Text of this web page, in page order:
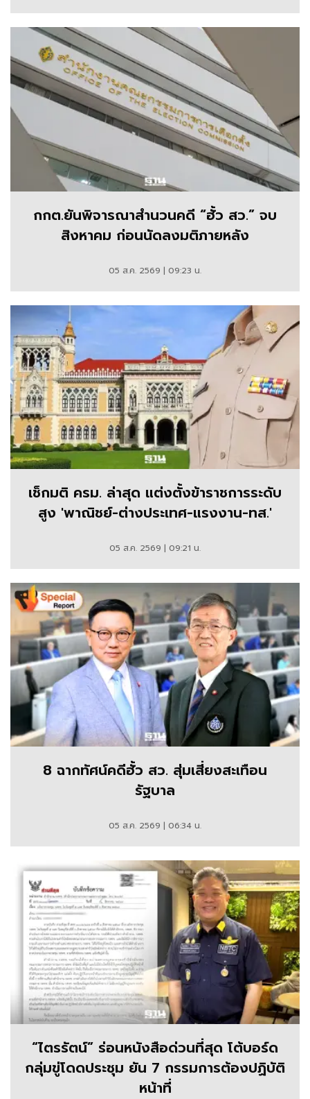
กกต.ยันพิจารณาสำนวนคดี “ฮั้ว สว.” จบ
สิงหาคม ก่อนนัดลงมติภายหลัง
05 ส.ค. 2569 | 09:23 น.
เช็กมติ ครม. ล่าสุด แต่งตั้งข้าราชการระดับ
สูง 'พาณิชย์-ต่างประเทศ-แรงงาน-ทส.'
05 ส.ค. 2569 | 09:21 น.
8 ฉากทัศน์คดีฮั้ว สว. สุ่มเสี่ยงสะเทือน
รัฐบาล
05 ส.ค. 2569 | 06:34 น.
“ไตรรัตน์” ร่อนหนังสือด่วนที่สุด โต้บอร์ด
กลุ่มขู่โดดประชุม ยัน 7 กรรมการต้องปฏิบัติ
หน้าที่